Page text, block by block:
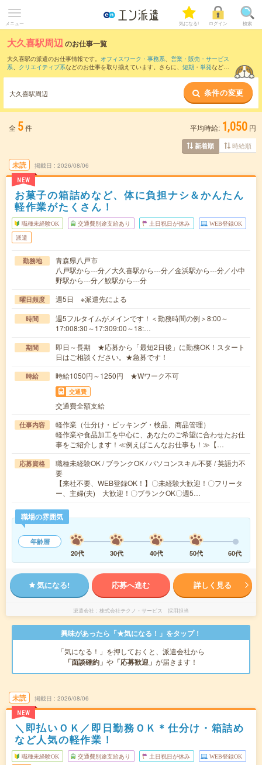
メニュー 気になる! ログイン 検索
大久喜駅周辺のお仕事一覧
大久喜駅の派遣のお仕事情報です。 オフィスワーク・事務系、 営業・販売・サービス
系、 クリエイティブ系などのお仕事を取り揃えています。さらに、 短期 ・ 単発などの
また、金浜駅・
など近隣駅のお仕事もご確認い
ただけます。
大久喜駅周辺 条件の変更
全 5件 平均時給: 1,050 円
新着順 時給順
未読
NEW
掲載日 2026/08/06
お菓子の箱詰めなど、体に負担ナシ＆かんたん
軽作業がたくさん！
職種未経験OK 交通費別途支給あり 土日祝日が休み WEB登録OK
派遣
勤務地
青森県八戸市
八戸駅から---分／大久喜駅から---分／金浜駅から---分／小中
野駅から---分／鮫駅から---分
曜日頻度 週5日 ※派遣先による
時間
週5フルタイムがメインです！＜勤務時間の例＞8:00～
17:008:30～17:309:00～18:…
期間
即日～長期 ★応募から「最短2日後」に勤務OK！スタート
日はご相談ください。★急募です！
時給 時給1050円～1250円 ★Wワーク不可
交通費
交通費全額支給
仕事内容
軽作業（仕分け・ピッキング・検品、商品管理）
軽作業や食品加工を中心に、あなたのご希望に合わせたお仕
事をご紹介します！≪例えばこんなお仕事も！≫【…
応募資格
職種未経験OK / ブランクOK / パソコンスキル不要 / 英語力不
要
【来社不要、WEB登録OK！】〇未経験大歓迎！〇フリータ
ー、主婦(夫) 大歓迎！〇ブランクOK〇週5…
職場の雰囲気
年齢層
20代
30代 40代 50代 60代
気になる! 応募へ進む 詳しく見る
派遣会社 株式会社テクノ・サービス 採用担当
興味があったら「★気になる！」をタップ！
「気になる！」を押しておくと、派遣会社から
「面談確約」 や 「応募歓迎」 が届きます！
未読
NEW
掲載日 2026/08/06
＼即払いＯＫ／即日勤務ＯＫ＊仕分け・箱詰め
など人気の軽作業！
職種未経験OK 交通費別途支給あり 土日祝日が休み WEB登録OK